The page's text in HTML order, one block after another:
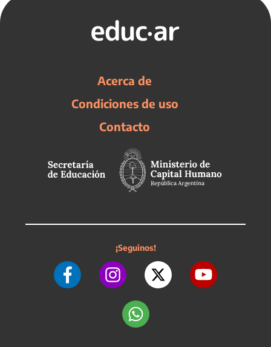
Acerca de
Condiciones de uso
Contacto
¡Seguinos!